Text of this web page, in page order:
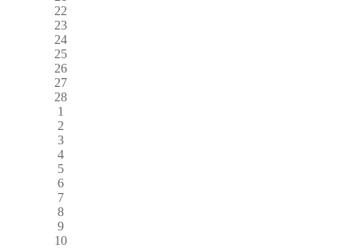
22
23
24
25
26
27
28
1
2
3
4
5
6
7
8
9
10